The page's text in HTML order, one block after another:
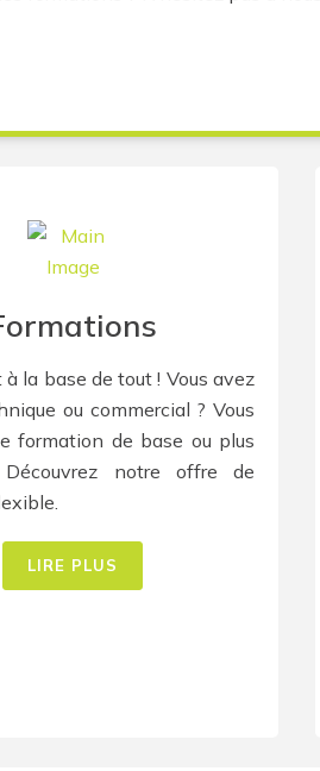
la base de tout ! Vous avez
ou commercial ? Vous
formation de base ou plus
notre offre de
LIRE PLUS